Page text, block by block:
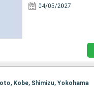
04/05/2027
Kobe, Shimizu, Yokohama